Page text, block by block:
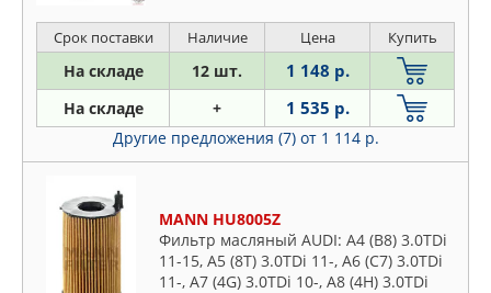
Срок поставки Наличие Цена Купить
На складе 12 шт. 1 148 р.
На складе + 1 535 р.
Другие предложения (7) от 1 114 р.
MANN HU8005Z
Фильтр масляный AUDI: A4 (B8) 3.0TDi
11-15, A5 (8T) 3.0TDi 11-, A6 (C7) 3.0TDi
11-, A7 (4G) 3.0TDi 10-, A8 (4H) 3.0TDi